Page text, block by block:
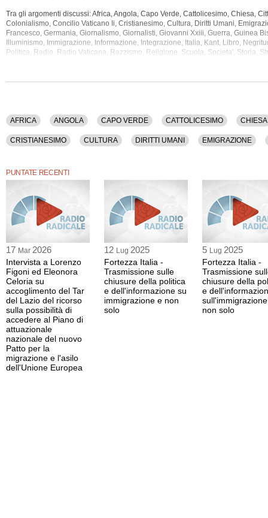
Tra gli argomenti discussi: Africa, Angola, Capo Verde, Cattolicesimo, Chiesa,
Colonialismo, Concilio Vaticano Ii, Cristianesimo, Cultura, Diritti Umani,
Francesco, Germania, Giornalismo, Giornalisti, Giovanni Xxiii, Guerra, Guinea
Illuminismo, Immigrazione, Informazione, Integrazione, Italia, Kant, Libro,
Politica, Radio, Radio Vaticana, Razzismo, Religione, Scuola, Societa', Storia,
AFRICA ANGOLA CAPO VERDE CATTOLICESIMO CHIESA
CRISTIANESIMO CULTURA DIRITTI UMANI EMIGRAZIONE
ITALIA KANT LIBRO NEGRITUDINE PAOLO VI
SOCIETA' STRANIERI
PUNTATE RECENTI
17 Mar 2026
Intervista a Lorenzo
Figoni ed Eleonora
Celoria su
accoglimento del Tar
del Lazio del ricorso
sulla possibilità di
accedere al Piano di
attuazionale
nazionale del nuovo
Patto per la
migrazione e l'asilo
dell'Unione Europea
12 Lug 2025
Fortezza Italia -
Trasmissione sulle
chiusure della politica
e dell'informazione su
immigrazione e non
solo
5 Lug 2025
Fortezza Italia -
Trasmissione
chiusure della
e
non solo